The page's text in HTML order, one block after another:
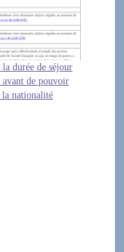
la durée de séjour
avant de pouvoir
la nationalité